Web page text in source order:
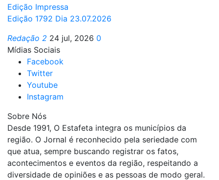
Edição Impressa
Edição 1792 Dia 23.07.2026
Redação 2 24 jul, 2026 0
Mídias Sociais
Facebook
Twitter
Youtube
Instagram
Sobre Nós
Desde 1991, O Estafeta integra os municípios da
região. O Jornal é reconhecido pela seriedade com
que atua, sempre buscando registrar os fatos,
acontecimentos e eventos da região, respeitando a
diversidade de opiniões e as pessoas de modo geral.